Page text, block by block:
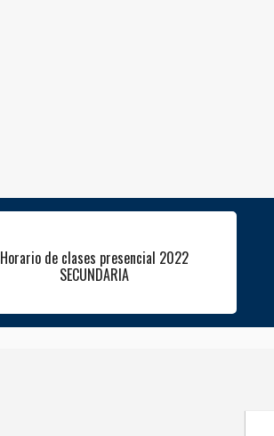
Horario de clases presencial 2022
SECUNDARIA